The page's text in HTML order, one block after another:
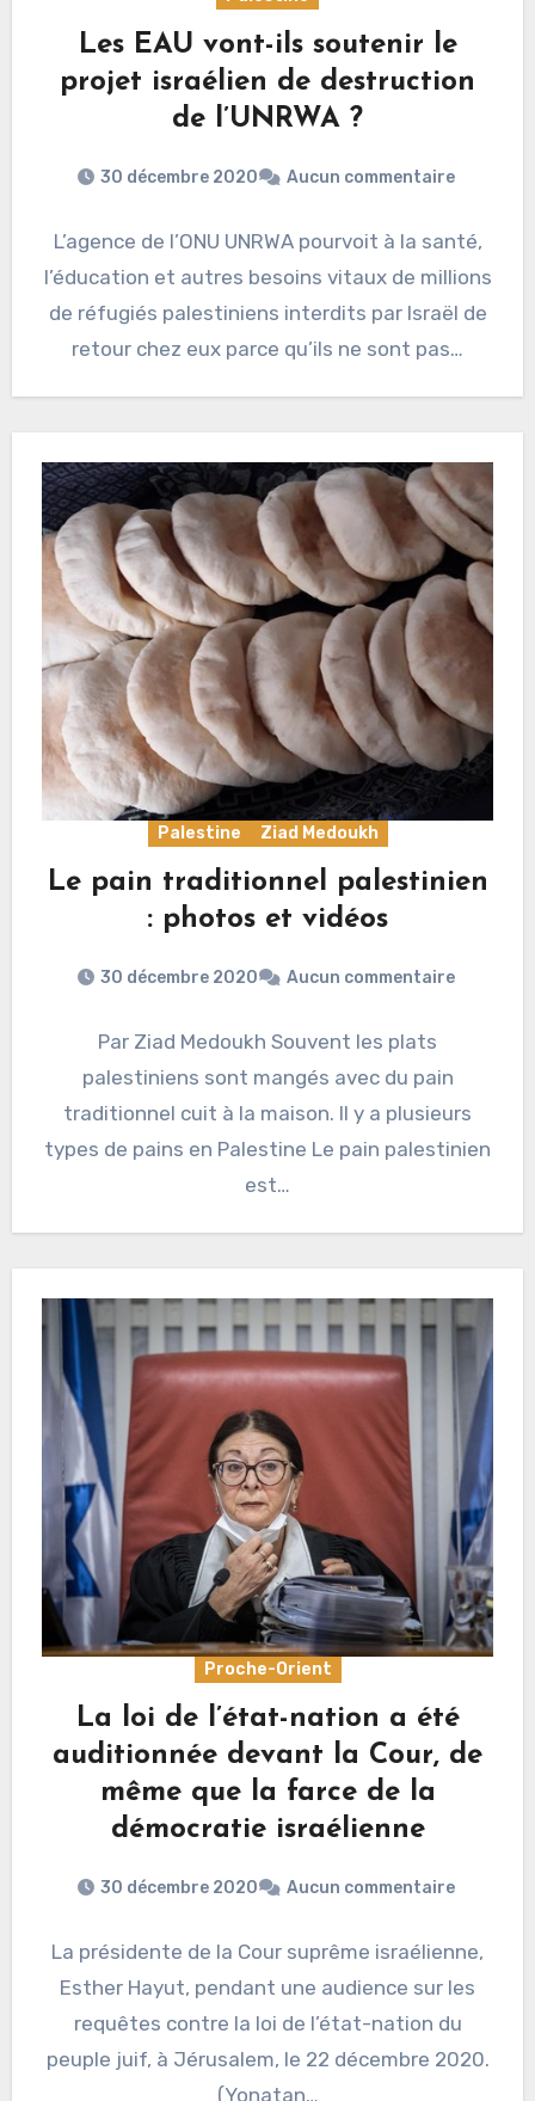
Les EAU vont-ils soutenir le
projet israélien de destruction
de l’UNRWA ?
30 décembre 2020 Aucun commentaire
L’agence de l’ONU UNRWA pourvoit à la santé,
l’éducation et autres besoins vitaux de millions
de réfugiés palestiniens interdits par Israël de
retour chez eux parce qu’ils ne sont pas…
Palestine Ziad Medoukh
Le pain traditionnel palestinien
: photos et vidéos
30 décembre 2020 Aucun commentaire
Par Ziad Medoukh Souvent les plats
palestiniens sont mangés avec du pain
traditionnel cuit à la maison. Il y a plusieurs
types de pains en Palestine Le pain palestinien
est…
Proche-Orient
La loi de l’état-nation a été
auditionnée devant la Cour, de
même que la farce de la
démocratie israélienne
30 décembre 2020 Aucun commentaire
La présidente de la Cour suprême israélienne,
Esther Hayut, pendant une audience sur les
requêtes contre la loi de l’état-nation du
peuple juif, à Jérusalem, le 22 décembre 2020.
(Yonatan…